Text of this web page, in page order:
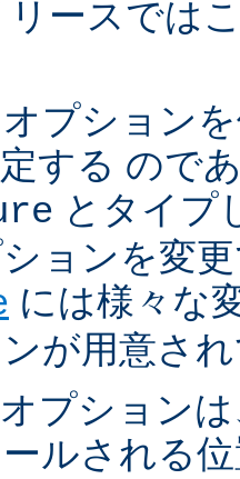
ースでは
プション
する ので
とタイプ
ョンを変
には様々な
が用意さ
プション
ルされる